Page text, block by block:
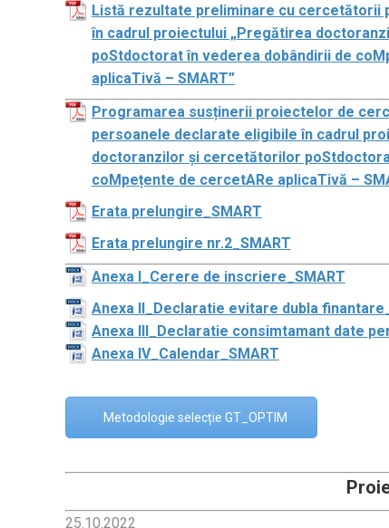
Listă rezultate preliminare cu cercetătorii
în cadrul proiectului „Pregătirea
poStdoctorat în vederea dobândirii de
aplicaTivă – SMART”
Programarea susținerii proiectelor de
persoanele declarate eligibile în cadrul
doctoranzilor și cercetătorilor
coMpețente de cercetARe aplicaTivă –
Erata prelungire_SMART
Erata prelungire nr.2_SMART
Anexa I_Cerere de inscriere_SMART
Anexa II_Declaratie evitare dubla
Anexa III_Declaratie consimtamant date
Anexa IV_Calendar_SMART
Metodologie selecție GT_OPTIM
25.10.2022